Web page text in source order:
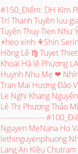
#150_Điểm: DH Kim
Trí Thanh Tuyền luu
Tuyên Thuy Tien Như
⚡heo xinh ⚘Shin
Hồng Lê ♍ Tuyet
Khoai Hà lê Phương
Huynh Nhu Mẹ ❤
Tran Mai Hương Đào
Le Nghi Khang
Lê Thị Phương Thảo
------------------
Nguyen MẹNana Ho
lethinguyenphuong
Lang An Kiều